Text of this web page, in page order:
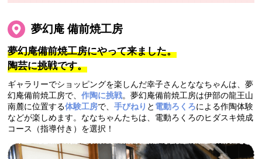
夢幻庵 備前焼工房
夢幻庵備前焼工房にやって来ました。
陶芸に挑戦です。
ギャラリーでショッピングを楽しんだ幸子さんとななちゃんは、夢
幻庵備前焼工房で、作陶に挑戦。夢幻庵備前焼工房は伊部の龍王山
南麓に位置する体験工房で、手びねり と 電動ろくろによる作陶体験
などが楽しめます。ななちゃんたちは、電動ろくろのヒダスキ焼成
コース（指導付き）を選択！